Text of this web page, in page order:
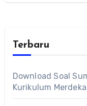
Terbaru
Download Soal
Kurikulum Merdeka